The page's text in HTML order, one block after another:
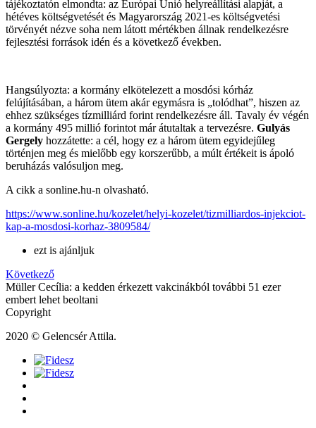
tájékoztatón elmondta: az Európai Unió helyreállítási alapját, a
hétéves költségvetését és Magyarország 2021-es költségvetési
törvényét nézve soha nem látott mértékben állnak rendelkezésre
fejlesztési források idén és a következő években.
Hangsúlyozta: a kormány elkötelezett a mosdósi kórház
felújításában, a három ütem akár egymásra is „tolódhat”, hiszen az
ehhez szükséges tízmilliárd forint rendelkezésre áll. Tavaly év végén
a kormány 495 millió forintot már átutaltak a tervezésre. Gulyás
Gergely hozzátette: a cél, hogy ez a három ütem egyidejűleg
történjen meg és mielőbb egy korszerűbb, a múlt értékeit is ápoló
beruházás valósuljon meg.
A cikk a sonline.hu-n olvasható.
https://www.sonline.hu/kozelet/helyi-kozelet/tizmilliardos-injekciot-
kap-a-mosdosi-korhaz-3809584/
ezt is ajánljuk
Következő
Müller Cecília: a kedden érkezett vakcinákból további 51 ezer
embert lehet beoltani
Copyright
2020 © Gelencsér Attila.